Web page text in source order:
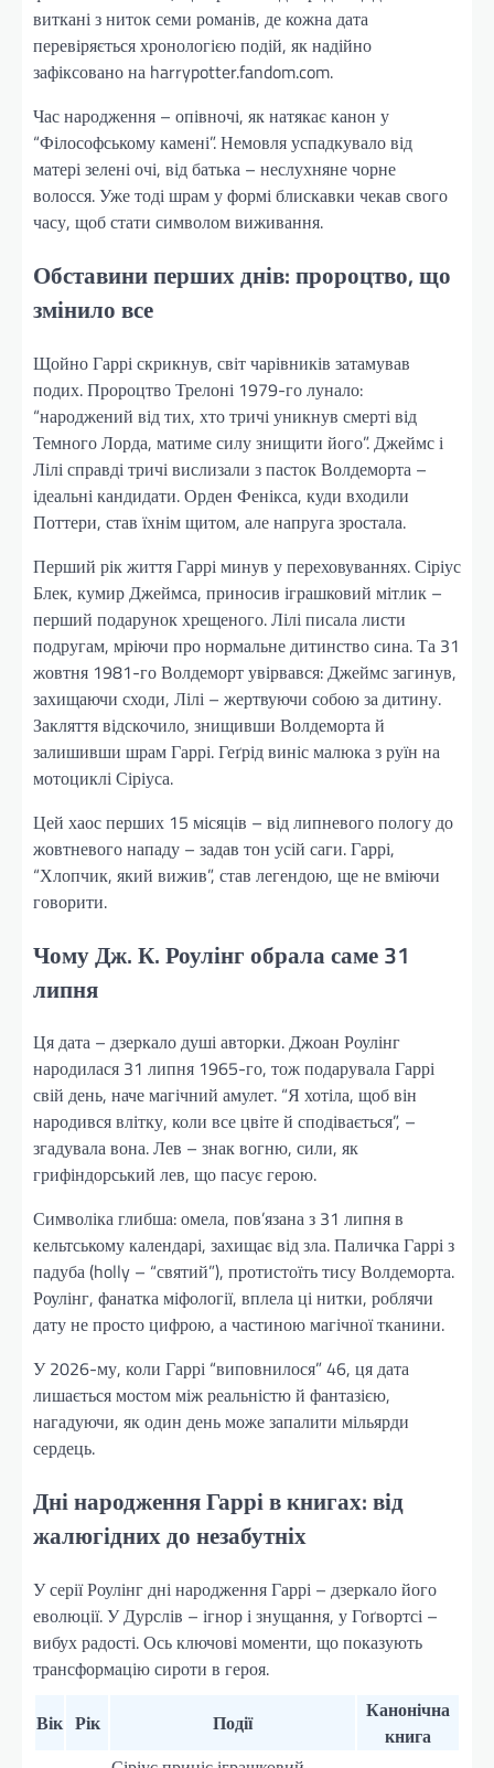
виткані з ниток семи романів, де кожна дата
перевіряється хронологією подій, як надійно
зафіксовано на harrypotter.fandom.com.
Час народження – опівночі, як натякає канон у
“Філософському камені”. Немовля успадкувало від
матері зелені очі, від батька – неслухняне чорне
волосся. Уже тоді шрам у формі блискавки чекав свого
часу, щоб стати символом виживання.
Обставини перших днів: пророцтво, що
змінило все
Щойно Гаррі скрикнув, світ чарівників затамував
подих. Пророцтво Трелоні 1979-го лунало:
“народжений від тих, хто тричі уникнув смерті від
Темного Лорда, матиме силу знищити його”. Джеймс і
Лілі справді тричі вислизали з пасток Волдеморта –
ідеальні кандидати. Орден Фенікса, куди входили
Поттери, став їхнім щитом, але напруга зростала.
Перший рік життя Гаррі минув у переховуваннях. Сіріус
Блек, кумир Джеймса, приносив іграшковий мітлик –
перший подарунок хрещеного. Лілі писала листи
подругам, мріючи про нормальне дитинство сина. Та 31
жовтня 1981-го Волдеморт увірвався: Джеймс загинув,
захищаючи сходи, Лілі – жертвуючи собою за дитину.
Закляття відскочило, знищивши Волдеморта й
залишивши шрам Гаррі. Геґрід виніс малюка з руїн на
мотоциклі Сіріуса.
Цей хаос перших 15 місяців – від липневого пологу до
жовтневого нападу – задав тон усій саги. Гаррі,
“Хлопчик, який вижив”, став легендою, ще не вміючи
говорити.
Чому Дж. К. Роулінг обрала саме 31
липня
Ця дата – дзеркало душі авторки. Джоан Роулінг
народилася 31 липня 1965-го, тож подарувала Гаррі
свій день, наче магічний амулет. “Я хотіла, щоб він
народився влітку, коли все цвіте й сподівається”, –
згадувала вона. Лев – знак вогню, сили, як
грифіндорський лев, що пасує герою.
Символіка глибша: омела, пов’язана з 31 липня в
кельтському календарі, захищає від зла. Паличка Гаррі з
падуба (holly – “святий”), протистоїть тису Волдеморта.
Роулінг, фанатка міфології, вплела ці нитки, роблячи
дату не просто цифрою, а частиною магічної тканини.
У 2026-му, коли Гаррі “виповнилося” 46, ця дата
лишається мостом між реальністю й фантазією,
нагадуючи, як один день може запалити мільярди
сердець.
Дні народження Гаррі в книгах: від
жалюгідних до незабутніх
У серії Роулінг дні народження Гаррі – дзеркало його
еволюції. У Дурслів – ігнор і знущання, у Гоґвортсі –
вибух радості. Ось ключові моменти, що показують
трансформацію сироти в героя.
Вік Рік Події
Канонічна
книга